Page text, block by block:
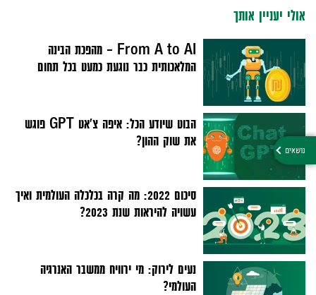
אולי יעניין אותך
From A to AI – מהפכת הבינה
המלאכותית כבר נוגעת כמעט בכל תחום
הבוט שיודע הכל: איפה צ'אט GPT פוגש
את שוק ההון?
סיכום 2022: מה קרה בכלכלה העולמית ואיך
עשויה להיראות שנת 2023?
נעים לירוק: מי ירוויח ממשבר האנרגיה
העולמי?